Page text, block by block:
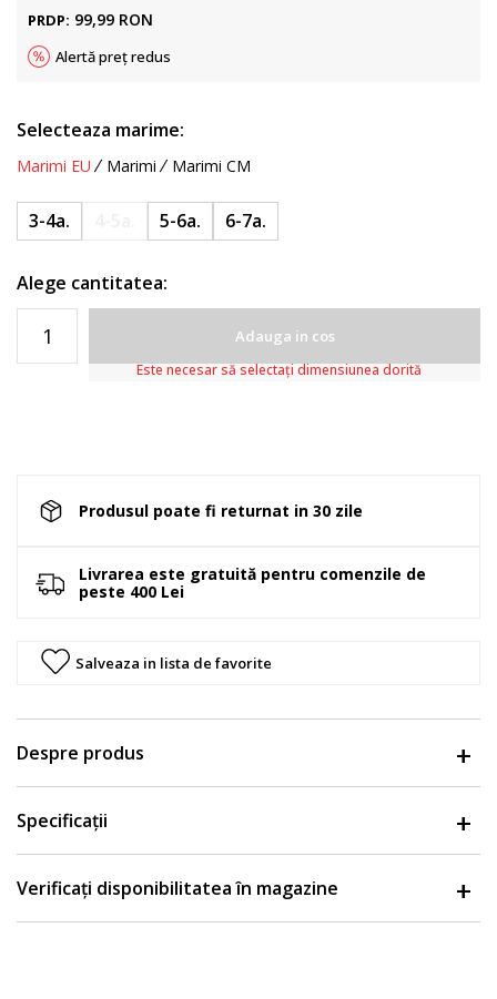
PRDP: 99,99 RON
Alertă preț redus
Selecteaza marime:
Marimi EU Marimi Marimi CM
3-4a. 5-6a. 6-7a.
Alege cantitatea:
Adauga in cos
Este necesar să selectați dimensiunea dorită
Produsul poate fi returnat in 30 zile
Livrarea este gratuită pentru comenzile de
peste 400 Lei
Salveaza in lista de favorite
Despre produs
Specificații
Verificați disponibilitatea în magazine